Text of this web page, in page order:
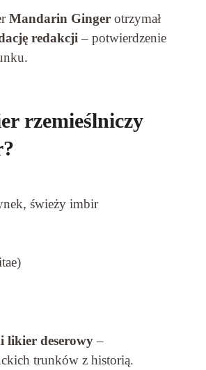
Mandarin Gingerotrzymał
redakcji – potwierdzenie
rzemieślniczy
świeży imbir
likier deserowy–
trunków z historią.